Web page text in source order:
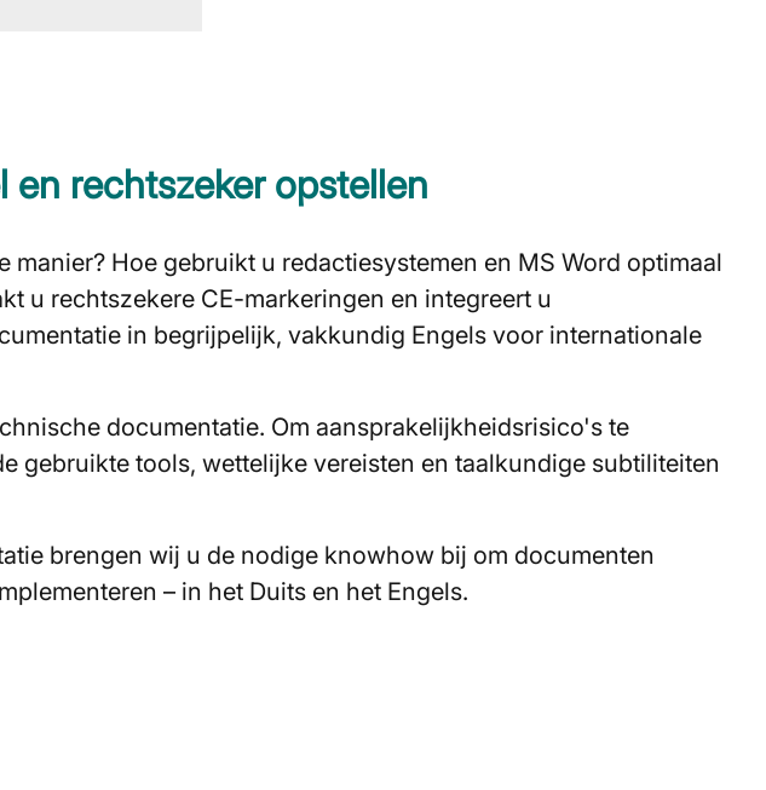
rechtszeker opstellen
Hoe gebruikt u redactiesystemen en MS Word optimaal
u rechtszekere CE-markeringen en integreert u
in begrijpelijk, vakkundig Engels voor internationale
documentatie. Om aansprakelijkheidsrisico's te
gebruikte tools, wettelijke vereisten en taalkundige subtiliteiten
brengen wij u de nodige knowhow bij om documenten
– in het Duits en het Engels.